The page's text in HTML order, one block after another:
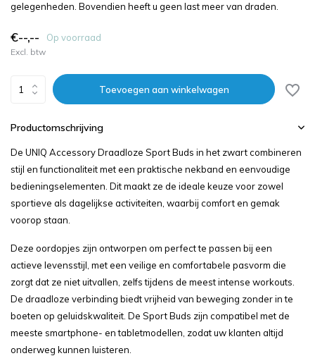
gelegenheden. Bovendien heeft u geen last meer van draden.
€--,-- Op voorraad
Excl. btw
Toevoegen aan winkelwagen
Productomschrijving
De UNIQ Accessory Draadloze Sport Buds in het zwart combineren
stijl en functionaliteit met een praktische nekband en eenvoudige
bedieningselementen. Dit maakt ze de ideale keuze voor zowel
sportieve als dagelijkse activiteiten, waarbij comfort en gemak
voorop staan.
Deze oordopjes zijn ontworpen om perfect te passen bij een
actieve levensstijl, met een veilige en comfortabele pasvorm die
zorgt dat ze niet uitvallen, zelfs tijdens de meest intense workouts.
De draadloze verbinding biedt vrijheid van beweging zonder in te
boeten op geluidskwaliteit. De Sport Buds zijn compatibel met de
meeste smartphone- en tabletmodellen, zodat uw klanten altijd
onderweg kunnen luisteren.